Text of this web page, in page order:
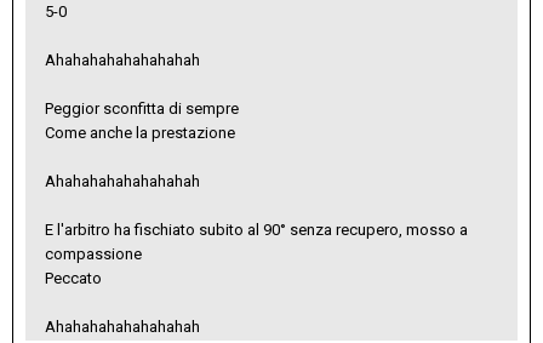
5-0
Ahahahahahahahahah
Peggior sconfitta di sempre
Come anche la prestazione
Ahahahahahahahahah
E l'arbitro ha fischiato subito al 90° senza recupero, mosso a
compassione
Peccato
Ahahahahahahahahah